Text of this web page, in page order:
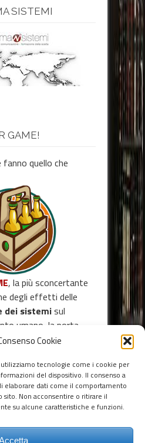
Cookie
tecnologie come i cookie per
del dispositivo. Il consenso a
elaborare dati come il comportamento
sito. Non acconsentire o ritirare il
su alcune caratteristiche e funzioni.
SISTEMI
GAME!
fanno quello che
, la più sconcertante
degli effetti delle
sistemisul
umano, la porta
eilluminante
Sistemico.